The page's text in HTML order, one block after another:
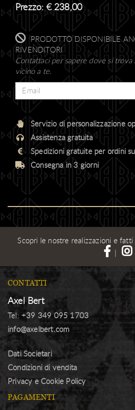
Prezzo: €238,00
PRODOTTO DISPONIBILE
RIVENDITORI
Contattaci per sapere dove si
vicino a te.
Servizio di personalizzazione
Assistenza gratuita
Spedizioni gratuite per ordini
Consegna in 3 giorni
Scopri le nostre realizzazioni e fatti
|
CONTATTI
Axel Bert
Tel: +39 349 095 1703
info@axelbert.com
Dati Societari
Condizioni di vendita
Privacy e Cookie Policy
PAGAMENTI